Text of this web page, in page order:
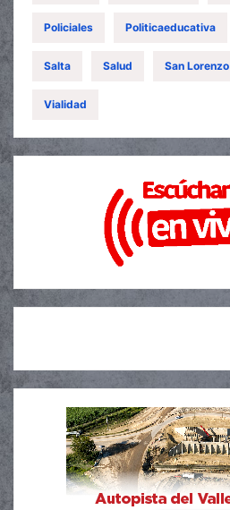
Policiales Politicaeducativa
Salta Salud San Lorenzo
Vialidad